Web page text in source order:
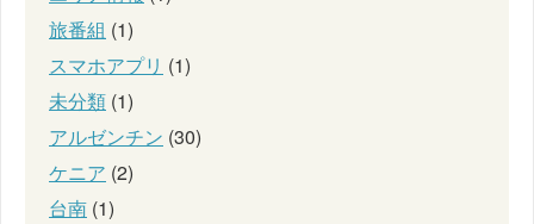
旅番組 (1)
スマホアプリ (1)
未分類 (1)
アルゼンチン (30)
ケニア (2)
台南 (1)